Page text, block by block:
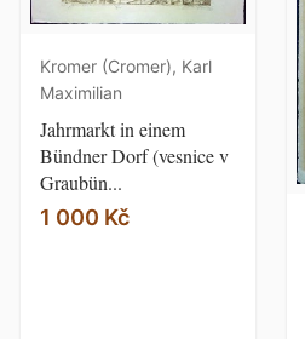
Kromer (Cromer), Karl
Maximilian
Jahrmarkt in einem
Bündner Dorf (vesnice v
Graubün...
1 000 Kč